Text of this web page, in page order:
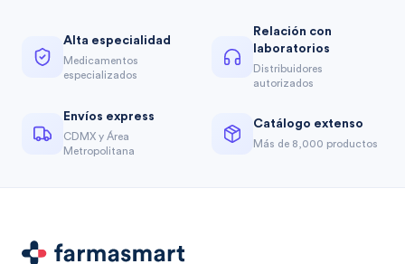
Alta especialidad
Medicamentos
especializados
Relación con
laboratorios
Distribuidores
autorizados
Envíos express
CDMX y Área
Metropolitana
Catálogo extenso
Más de 8,000 productos